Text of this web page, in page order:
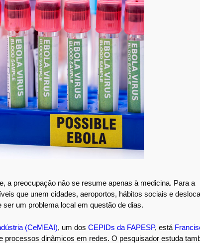
a preocupação não se resume apenas à medicina. Para a
que unem cidades, aeroportos, hábitos sociais e
um problema local em questão de dias.
(CeMEAI), um dos CEPIDs da FAPESP, está
dinâmicos em redes. O pesquisador estuda